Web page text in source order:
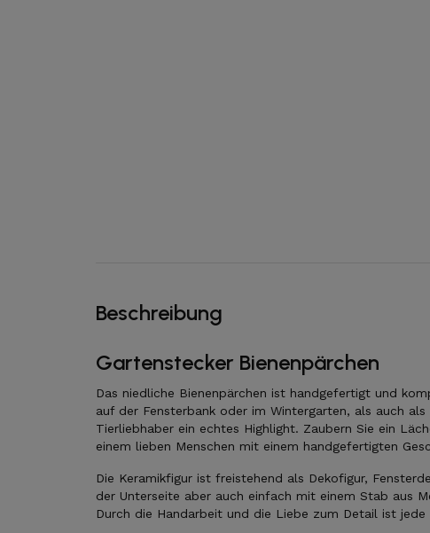
Beschreibung
Gartenstecker Bienenpärchen
Das niedliche Bienenpärchen ist handgefertigt und
auf der Fensterbank oder im Wintergarten, als auch
Tierliebhaber ein echtes Highlight. Zaubern Sie ein
einem lieben Menschen mit einem handgefertigten
Die Keramikfigur ist freistehend als Dekofigur,
der Unterseite aber auch einfach mit einem Stab aus
Durch die Handarbeit und die Liebe zum Detail ist jede